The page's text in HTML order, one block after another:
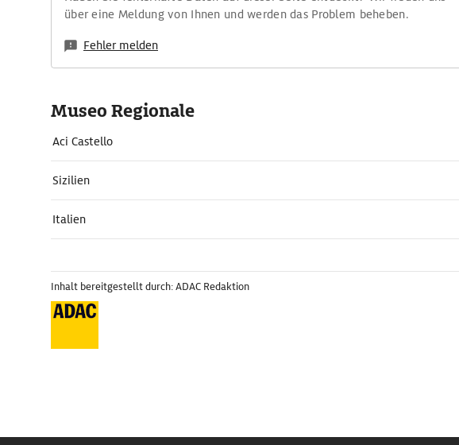
über eine Meldung von Ihnen und werden das Problem beheben.
Fehler melden
Museo Regionale
Aci Castello
Sizilien
Italien
Inhalt bereitgestellt durch: ADAC Redaktion